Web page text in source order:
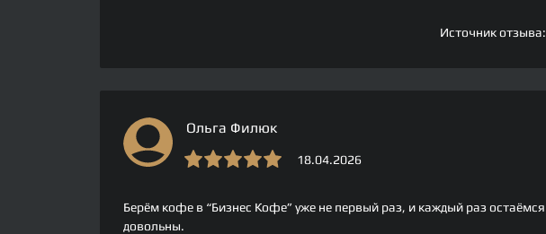
Источник отзыва:
Ольга Филюк
18.04.2026
Берём кофе в “Бизнес Кофе” уже не первый раз, и каждый раз остаёмся
довольны.